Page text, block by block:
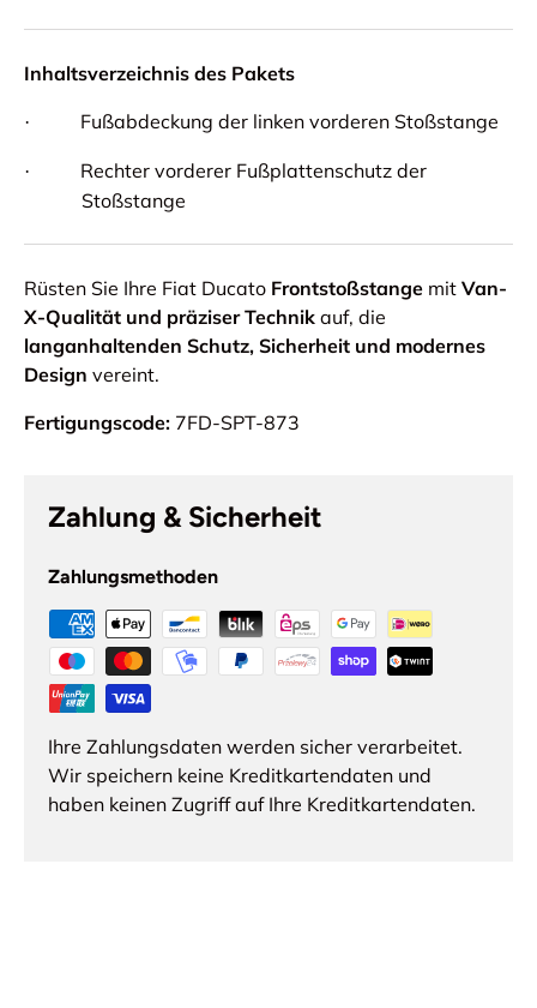
Inhaltsverzeichnis des Pakets
· Fußabdeckung der linken vorderen Stoßstange
·
Rechter vorderer Fußplattenschutz der
Stoßstange
Rüsten Sie Ihre Fiat Ducato Frontstoßstange mit Van-
X-Qualität und präziser Technik auf, die
langanhaltenden Schutz, Sicherheit und modernes
Design vereint.
Fertigungscode: 7FD-SPT-873
Zahlung & Sicherheit
Zahlungsmethoden
Ihre Zahlungsdaten werden sicher verarbeitet.
Wir speichern keine Kreditkartendaten und
haben keinen Zugriff auf Ihre Kreditkartendaten.